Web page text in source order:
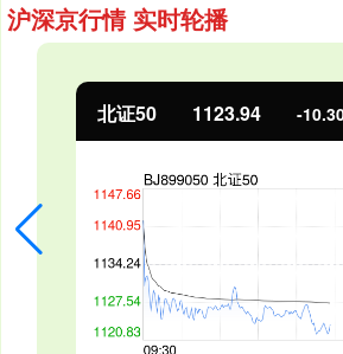
沪深京行情 实时轮播
北证50 1123.94 -